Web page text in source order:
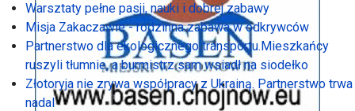
Warsztaty pełne pasji, nauki i dobrej zabawy
Misja Zakaczawie - rodzinna zabawa w odkrywców
Partnerstwo dla ekologicznego transportu.Mieszkańcy
ruszyli tłumnie, a burmistrz sam wsiadł na siodełko
Złotoryja nie zrywa współpracy z Ukrainą. Partnerstwo trwa
nadal